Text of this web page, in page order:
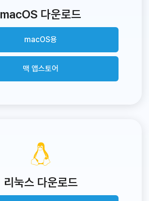
macOS 다운로드
macOS용
맥 앱스토어
리눅스 다운로드